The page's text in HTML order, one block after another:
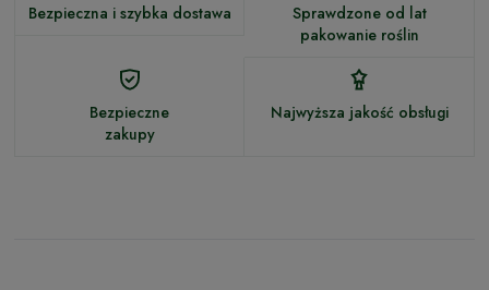
Bezpieczna i szybka dostawa
Sprawdzone od lat
pakowanie roślin
Bezpieczne
zakupy
Najwyższa jakość obsługi